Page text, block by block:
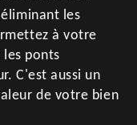
les
à votre
ponts
C'est aussi un
de votre bien